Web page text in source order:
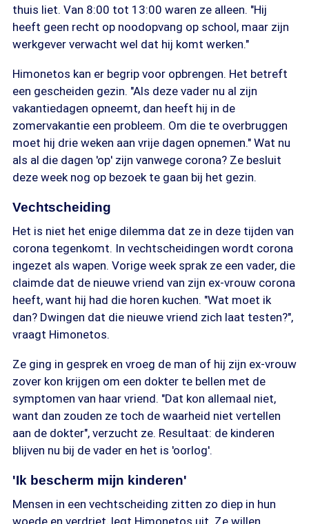
thuis liet. Van 8:00 tot 13:00 waren ze alleen. "Hij
heeft geen recht op noodopvang op school, maar zijn
werkgever verwacht wel dat hij komt werken."
Himonetos kan er begrip voor opbrengen. Het betreft
een gescheiden gezin. "Als deze vader nu al zijn
vakantiedagen opneemt, dan heeft hij in de
zomervakantie een probleem. Om die te overbruggen
moet hij drie weken aan vrije dagen opnemen." Wat nu
als al die dagen 'op' zijn vanwege corona? Ze besluit
deze week nog op bezoek te gaan bij het gezin.
Vechtscheiding
Het is niet het enige dilemma dat ze in deze tijden van
corona tegenkomt. In vechtscheidingen wordt corona
ingezet als wapen. Vorige week sprak ze een vader, die
claimde dat de nieuwe vriend van zijn ex-vrouw corona
heeft, want hij had die horen kuchen. "Wat moet ik
dan? Dwingen dat die nieuwe vriend zich laat testen?",
vraagt Himonetos.
Ze ging in gesprek en vroeg de man of hij zijn ex-vrouw
zover kon krijgen om een dokter te bellen met de
symptomen van haar vriend. "Dat kon allemaal niet,
want dan zouden ze toch de waarheid niet vertellen
aan de dokter", verzucht ze. Resultaat: de kinderen
blijven nu bij de vader en het is 'oorlog'.
'Ik bescherm mijn kinderen'
Mensen in een vechtscheiding zitten zo diep in hun
woede en verdriet, legt Himonetos uit. Ze willen